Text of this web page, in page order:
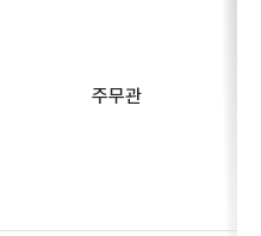
주무관